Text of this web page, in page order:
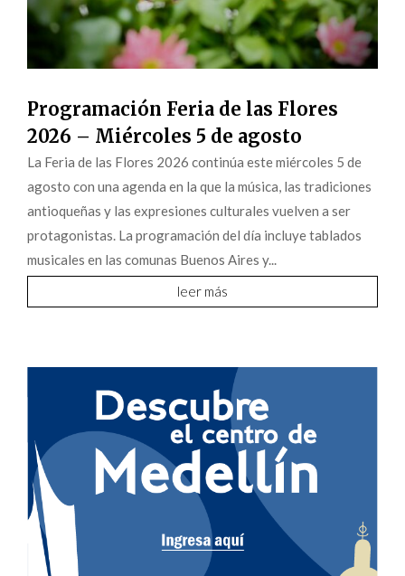
Programación Feria de las Flores
2026 – Miércoles 5 de agosto
La Feria de las Flores 2026 continúa este miércoles 5 de
agosto con una agenda en la que la música, las tradiciones
antioqueñas y las expresiones culturales vuelven a ser
protagonistas. La programación del día incluye tablados
musicales en las comunas Buenos Aires y...
leer más